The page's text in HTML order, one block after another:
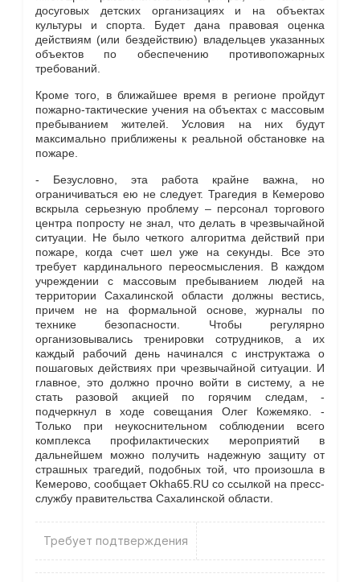
досуговых детских организациях и на объектах
культуры и спорта. Будет дана правовая оценка
действиям (или бездействию) владельцев указанных
объектов по обеспечению противопожарных
требований.
Кроме того, в ближайшее время в регионе пройдут
пожарно-тактические учения на объектах с массовым
пребыванием жителей. Условия на них будут
максимально приближены к реальной обстановке на
пожаре.
- Безусловно, эта работа крайне важна, но
ограничиваться ею не следует. Трагедия в Кемерово
вскрыла серьезную проблему – персонал торгового
центра попросту не знал, что делать в чрезвычайной
ситуации. Не было четкого алгоритма действий при
пожаре, когда счет шел уже на секунды. Все это
требует кардинального переосмысления. В каждом
учреждении с массовым пребыванием людей на
территории Сахалинской области должны вестись,
причем не на формальной основе, журналы по
технике безопасности. Чтобы регулярно
организовывались тренировки сотрудников, а их
каждый рабочий день начинался с инструктажа о
пошаговых действиях при чрезвычайной ситуации. И
главное, это должно прочно войти в систему, а не
стать разовой акцией по горячим следам, -
подчеркнул в ходе совещания Олег Кожемяко. -
Только при неукоснительном соблюдении всего
комплекса профилактических мероприятий в
дальнейшем можно получить надежную защиту от
страшных трагедий, подобных той, что произошла в
Кемерово, сообщает Okha65.RU со ссылкой на пресс-
службу правительства Сахалинской области.
Требует подтверждения